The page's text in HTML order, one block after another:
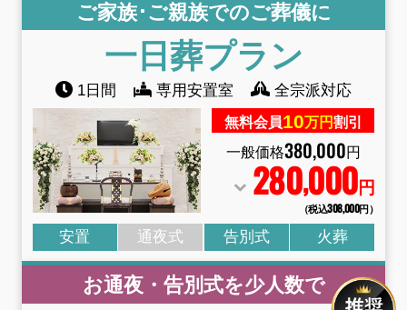
ご家族･ご親族でのご葬儀に
一日葬プラン
1日間 専用安置室 全宗派対応
無料会員10万円割引
一般価格380,000円
280,000円
（税込308,000円）
安置 通夜式 告別式 火葬
お通夜・告別式を少人数で